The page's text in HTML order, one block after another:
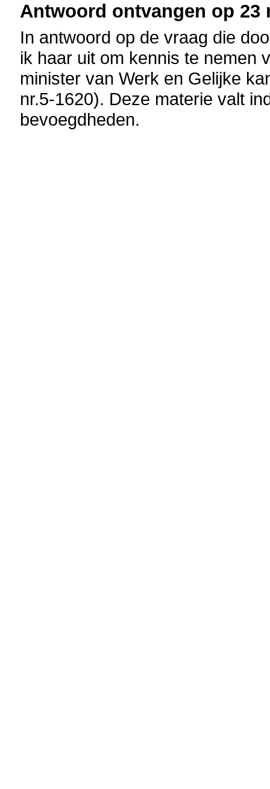
Antwoord ontvangen op 23
In antwoord op de vraag die
ik haar uit om kennis te nemen
minister van Werk en Gelijke
nr.5-1620). Deze materie valt
bevoegdheden.